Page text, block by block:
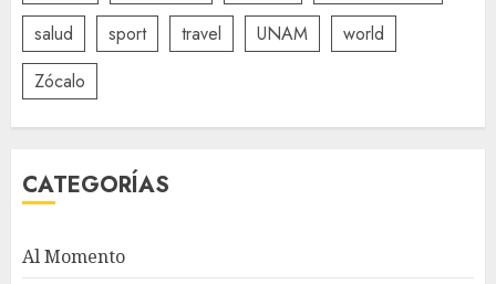
salud
sport travel UNAM
world
Zócalo
CATEGORÍAS
Al Momento